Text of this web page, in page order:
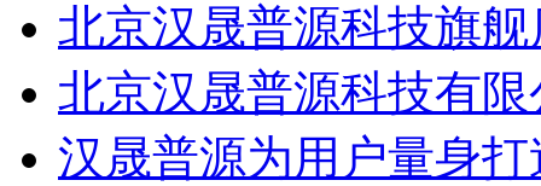
北京汉晟普源科技旗
北京汉晟普源科技有
汉晟普源为用户量身